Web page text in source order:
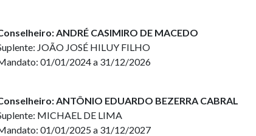
ANDRÉ CASIMIRO DE MACEDO
JOÃO JOSÉ HILUY FILHO
01/01/2024 a 31/12/2026
ANTÔNIO EDUARDO BEZERRA CABRAL
MICHAEL DE LIMA
01/01/2025 a 31/12/2027